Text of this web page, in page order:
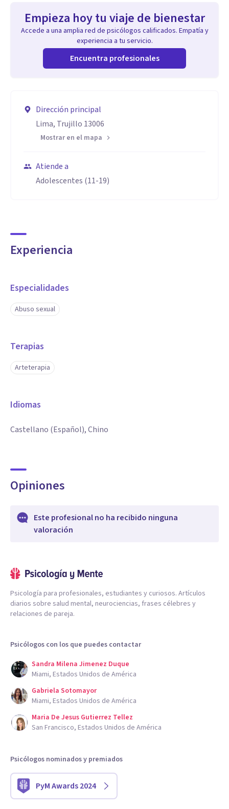
Empieza hoy tu viaje de bienestar
Accede a una amplia red de psicólogos calificados. Empatía y
experiencia a tu servicio.
Encuentra profesionales
Dirección principal
Lima, Trujillo 13006
Mostrar en el mapa
Atiende a
Adolescentes (11-19)
Experiencia
Especialidades
Abuso sexual
Terapias
Arteterapia
Idiomas
Castellano (Español), Chino
Opiniones
Este profesional no ha recibido ninguna
valoración
Psicología para profesionales, estudiantes y curiosos. Artículos
diarios sobre salud mental, neurociencias, frases célebres y
relaciones de pareja.
Psicólogos con los que puedes contactar
Sandra Milena Jimenez Duque
Miami, Estados Unidos de América
Gabriela Sotomayor
Miami, Estados Unidos de América
Maria De Jesus Gutierrez Tellez
San Francisco, Estados Unidos de América
Psicólogos nominados y premiados
PyM Awards 2024